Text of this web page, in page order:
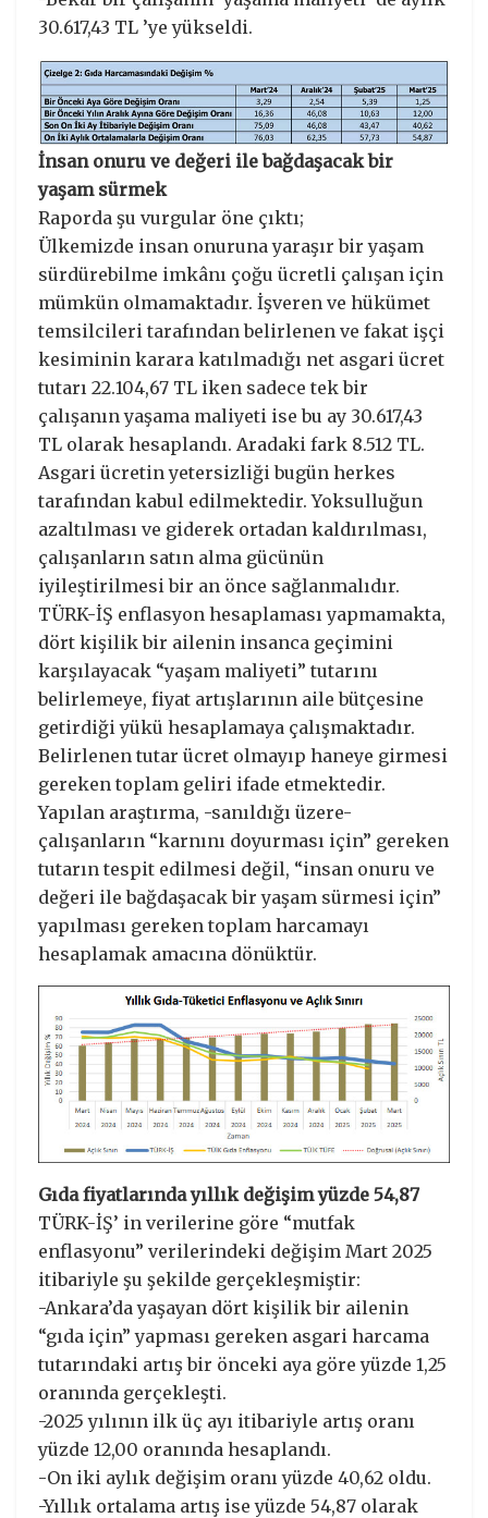
30.617,43 TL ’ye yükseldi.
İnsan onuru ve değeri ile bağdaşacak bir
yaşam sürmek
Raporda şu vurgular öne çıktı;
Ülkemizde insan onuruna yaraşır bir yaşam
sürdürebilme imkânı çoğu ücretli çalışan için
mümkün olmamaktadır. İşveren ve hükümet
temsilcileri tarafından belirlenen ve fakat işçi
kesiminin karara katılmadığı net asgari ücret
tutarı 22.104,67 TL iken sadece tek bir
çalışanın yaşama maliyeti ise bu ay 30.617,43
TL olarak hesaplandı. Aradaki fark 8.512 TL.
Asgari ücretin yetersizliği bugün herkes
tarafından kabul edilmektedir. Yoksulluğun
azaltılması ve giderek ortadan kaldırılması,
çalışanların satın alma gücünün
iyileştirilmesi bir an önce sağlanmalıdır.
TÜRK-İŞ enflasyon hesaplaması yapmamakta,
dört kişilik bir ailenin insanca geçimini
karşılayacak “yaşam maliyeti” tutarını
belirlemeye, fiyat artışlarının aile bütçesine
getirdiği yükü hesaplamaya çalışmaktadır.
Belirlenen tutar ücret olmayıp haneye girmesi
gereken toplam geliri ifade etmektedir.
Yapılan araştırma, -sanıldığı üzere-
çalışanların “karnını doyurması için” gereken
tutarın tespit edilmesi değil, “insan onuru ve
değeri ile bağdaşacak bir yaşam sürmesi için”
yapılması gereken toplam harcamayı
hesaplamak amacına dönüktür.
Gıda fiyatlarında yıllık değişim yüzde 54,87
TÜRK-İŞ’ in verilerine göre “mutfak
enflasyonu” verilerindeki değişim Mart 2025
itibariyle şu şekilde gerçekleşmiştir:
-Ankara’da yaşayan dört kişilik bir ailenin
“gıda için” yapması gereken asgari harcama
tutarındaki artış bir önceki aya göre yüzde 1,25
oranında gerçekleşti.
-2025 yılının ilk üç ayı itibariyle artış oranı
yüzde 12,00 oranında hesaplandı.
-On iki aylık değişim oranı yüzde 40,62 oldu.
-Yıllık ortalama artış ise yüzde 54,87 olarak